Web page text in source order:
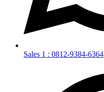
Sales 1 : 0812-9384-6364